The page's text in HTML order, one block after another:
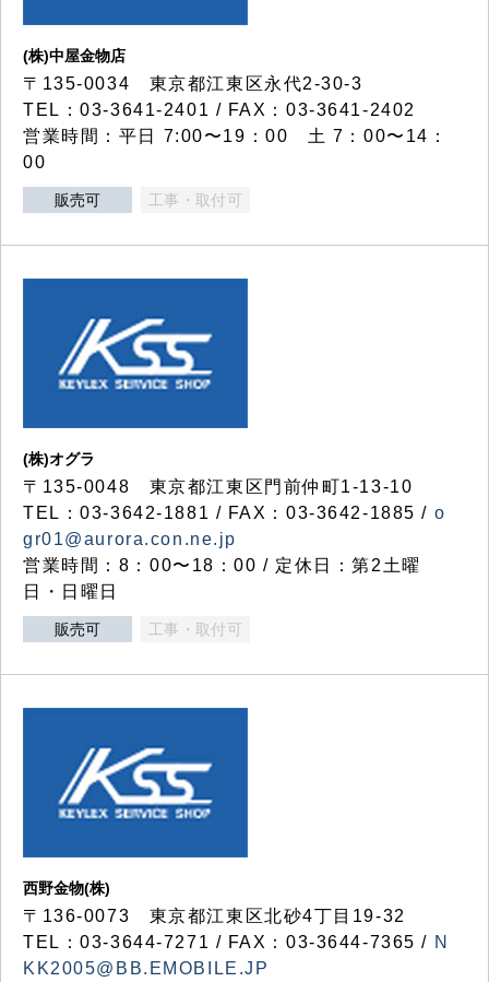
(株)中屋金物店
〒135-0034 東京都江東区永代2-30-3
TEL：03-3641-2401 / FAX：03-3641-2402
営業時間：平日 7:00〜19：00 土 7：00〜14：
00
販売可 工事・取付可
(株)オグラ
〒135-0048 東京都江東区門前仲町1-13-10
TEL：03-3642-1881 / FAX：03-3642-1885 / o
gr01@aurora.con.ne.jp
営業時間：8：00〜18：00 / 定休日：第2土曜
日・日曜日
販売可 工事・取付可
西野金物(株)
〒136-0073 東京都江東区北砂4丁目19-32
TEL：03‐3644‐7271 / FAX：03-3644-7365 / N
KK2005@BB.EMOBILE.JP